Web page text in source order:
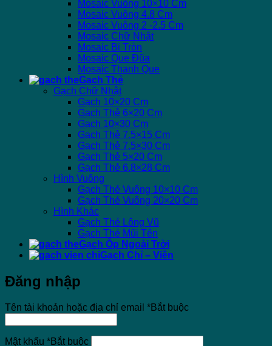
Mosaic Vuông 10×10 Cm
Mosaic Vuông 4.8 Cm
Mosaic Vuông 2 -2.5 Cm
Mosaic Chữ Nhật
Mosaic Bi Tròn
Mosaic Que Đũa
Mosaic Thanh Que
Gạch Thẻ
Gạch Chữ Nhật
Gạch 10×20 Cm
Gạch Thẻ 6×20 Cm
Gạch 10×30 Cm
Gạch Thẻ 7.5×15 Cm
Gạch Thẻ 7.5×30 Cm
Gạch Thẻ 5×20 Cm
Gạch Thẻ 6.8×28 Cm
Hình Vuông
Gạch Thẻ Vuông 10×10 Cm
Gạch Thẻ Vuông 20×20 Cm
Hình Khác
Gạch Thẻ Lông Vũ
Gạch Thẻ Mũi Tên
Gạch Ốp Ngoài Trời
Gạch Chỉ – Viền
Đăng nhập
Tên tài khoản hoặc địa chỉ email *Bắt buộc
Mật khẩu *Bắt buộc